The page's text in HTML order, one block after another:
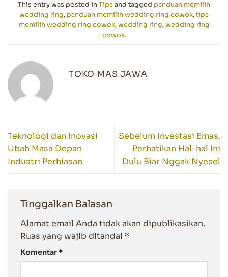
This entry was posted inTipsand tagged panduan memilih
wedding ring, panduan memilih wedding ring cowok,tips
memilih wedding ring cowok,wedding ring,wedding ring
cowok.
TOKO MAS JAWA
Teknologi dan Inovasi
Ubah Masa Depan
Industri Perhiasan
Sebelum Investasi Emas,
Perhatikan Hal-hal Ini
Dulu Biar Nggak Nyesel
Tinggalkan Balasan
Alamat email Anda tidak akan dipublikasikan.
Ruas yang wajib ditandai *
Komentar*